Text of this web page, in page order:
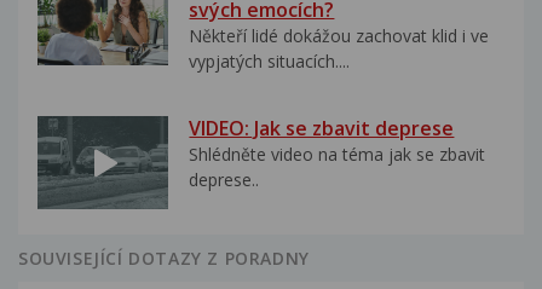
svých emocích?
Někteří lidé dokážou zachovat klid i ve
vypjatých situacích....
VIDEO: Jak se zbavit deprese
Shlédněte video na téma jak se zbavit
deprese..
SOUVISEJÍCÍ DOTAZY Z PORADNY